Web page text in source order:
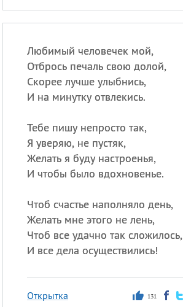
Любимый человечек мой,
Отбрось печаль свою долой,
Скорее лучше улыбнись,
И на минутку отвлекись.
Тебе пишу непросто так,
Я уверяю, не пустяк,
Желать я буду настроенья,
И чтобы было вдохновенье.
Чтоб счастье наполняло день,
Желать мне этого не лень,
Чтоб все удачно так сложилось,
И все дела осуществились!
Открытка 131